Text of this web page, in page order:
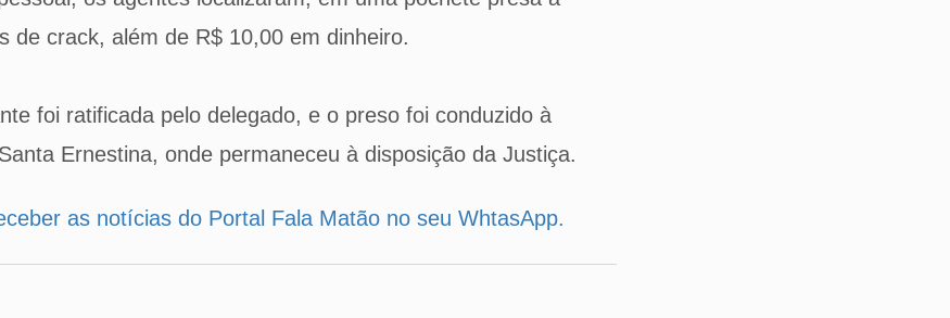
de crack, além de R$ 10,00 em dinheiro.
foi ratificada pelo delegado, e o preso foi conduzido à
Ernestina, onde permaneceu à disposição da Justiça.
as notícias do Portal Fala Matão no seu WhtasApp.